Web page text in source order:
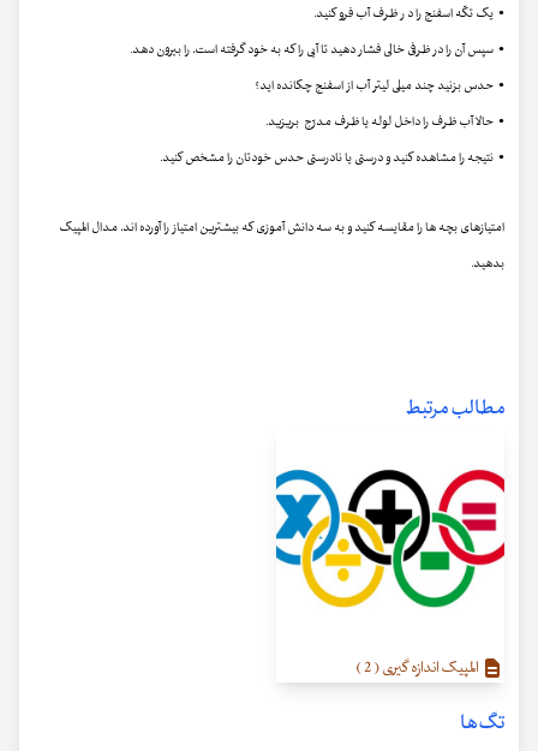
• یک تکّه اسفنج را د ر ظرف آب فرو کنید.
• سپس آن را در ظرفی خالی فشار دهید تا آبی را که به خود گرفته است، را بیرون دهد.
• حدس بزنید چند میلی لیتر آب از اسفنج چکانده اید؟
• حالا آب ظرف را داخل لوله یا ظرف مدرّج بریزید.
• نتیجه را مشاهده کنید و درستی یا نادرستی حدس خودتان را مشخص کنید.
امتیازهای بچه ها را مقایسه کنید و به سه دانش آموزی که بیشترین امتیاز را آورده اند، مدال المپیک
بدهید.
مطالب مرتبط
المپیک اندازه گیری ( 2 )
تگ‌ها